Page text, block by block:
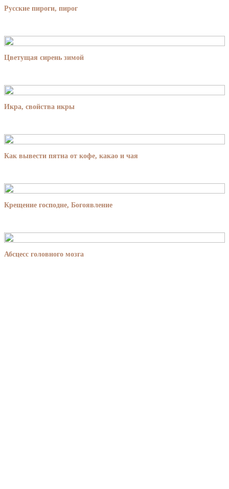
Русские пироги, пирог
Цветущая сирень зимой
Икра, свойства икры
Как вывести пятна от кофе, какао и чая
Крещение господне, Богоявление
Абсцесс головного мозга